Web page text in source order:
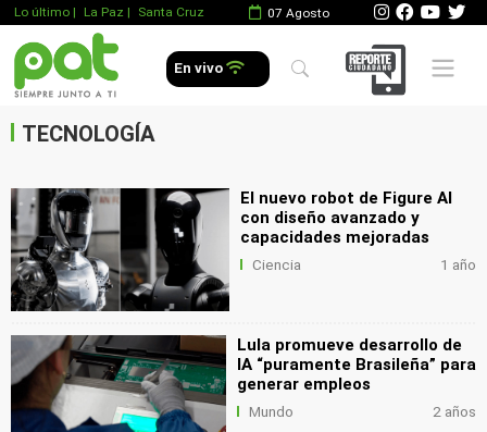
Lo último | La Paz | Santa Cruz 07 Agosto
En vivo Mobile
TECNOLOGÍA
.
El nuevo robot de Figure AI
con diseño avanzado y
capacidades mejoradas
Ciencia 1 año
Lula promueve desarrollo de
IA “puramente Brasileña” para
generar empleos
Mundo 2 años